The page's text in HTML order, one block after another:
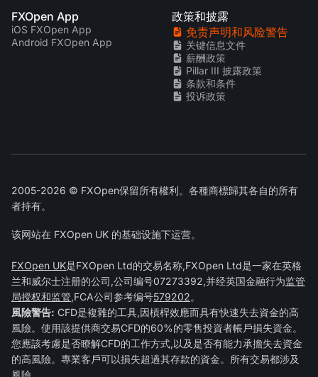
FXOpen App
iOS FXOpen App
Android FXOpen App
政策和披露
免责声明和风险警告
关键信息文件
薪酬政策
Pillar III 披露政策
条款和条件
投诉政策
2005-2026 © FXOpen保留所有權利。各種商標歸其各自的所有
者持有。
该网站在 FXOpen UK 的基础设施下运营。
FXOpen UK是FXOpen Ltd的交易名称,FXOpen Ltd是一家在英格
兰和威尔士注册的公司,公司编号07273392,并经英国金融行为监管
局授权和监管,FCA公司参考编号579202。
風險警告: CFD是複雜的工具,因槓桿效應而具有快速失去資金的高
風險。使用該提供商交易CFD的60%的零售投資者帳戶損失資金。
您應該考慮是否瞭解CFD的工作方式,以及是否有能力承擔失去資金
的高風險。專業客戶可以損失超過其存款的資金。所有交易都涉及
風險。